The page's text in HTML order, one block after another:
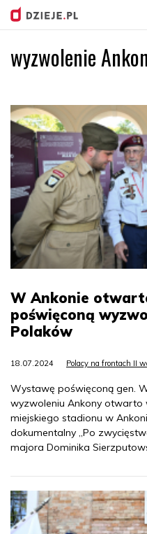
wyzwolenie
W Ankonie
poświęconą
Polaków
18.07.2024 Polacy na frontach II
Wystawę poświęconą gen.
wyzwoleniu Ankony
miejskiego stadionu w
dokumentalny „Po
majora Dominika